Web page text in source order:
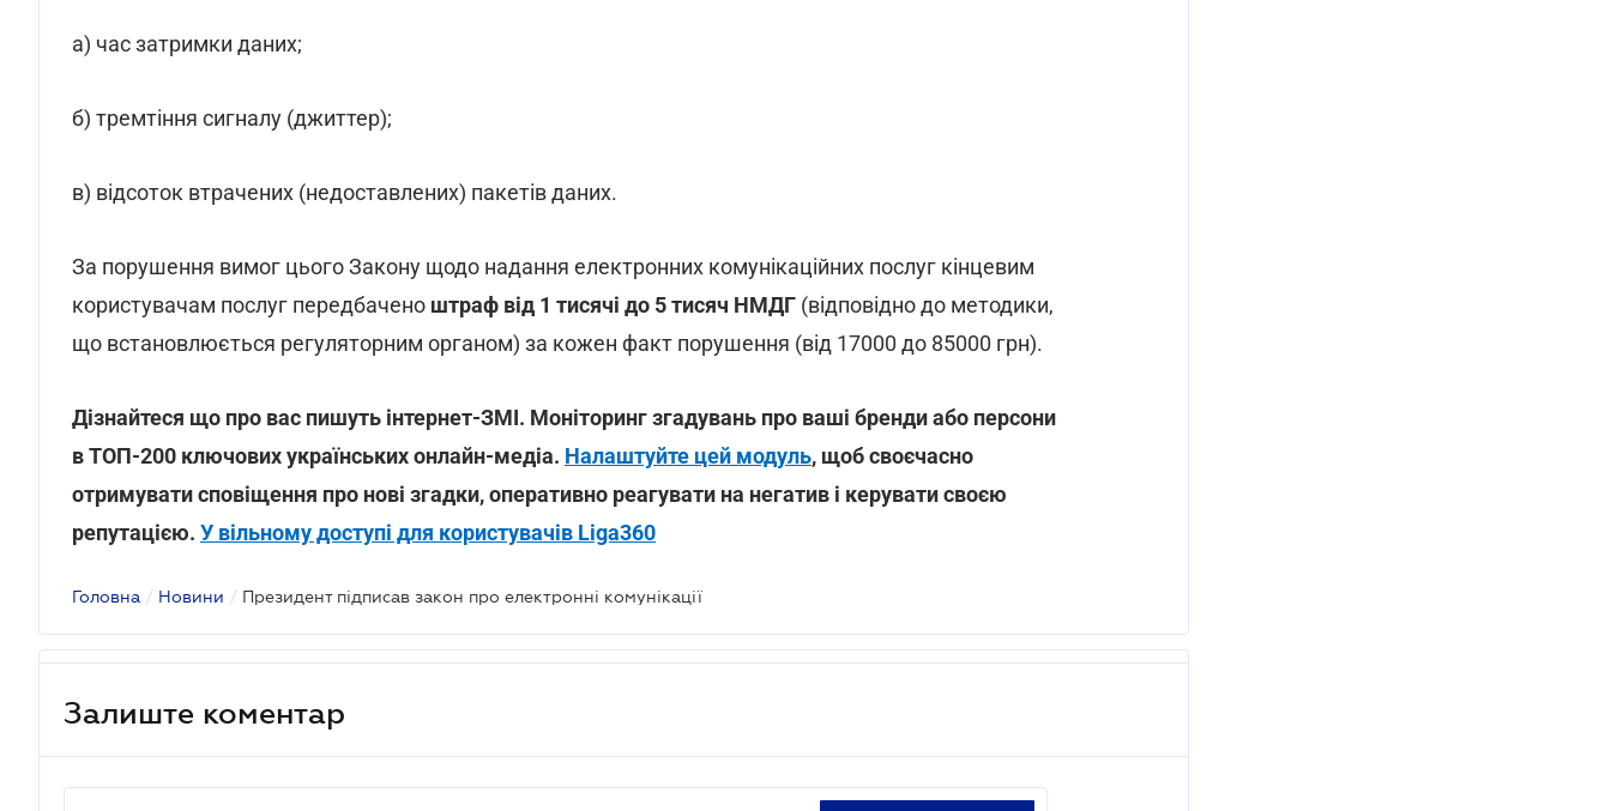
а) час затримки даних;
б) тремтіння сигналу (джиттер);
в) відсоток втрачених (недоставлених) пакетів даних.
За порушення вимог цього Закону щодо надання електронних комунікаційних послуг кінцевим
користувачам послуг передбачено штраф від 1 тисячі до 5 тисяч НМДГ (відповідно до методики,
що встановлюється регуляторним органом) за кожен факт порушення (від 17000 до 85000 грн).
Дізнайтеся що про вас пишуть інтернет-ЗМІ. Моніторинг згадувань про ваші бренди або персони
в ТОП-200 ключових українських онлайн-медіа. Налаштуйте цей модуль, щоб своєчасно
отримувати сповіщення про нові згадки, оперативно реагувати на негатив і керувати своєю
репутацією. У вільному доступі для користувачів Liga360
Головна / Новини / Президент підписав закон про електронні комунікації
Залиште коментар